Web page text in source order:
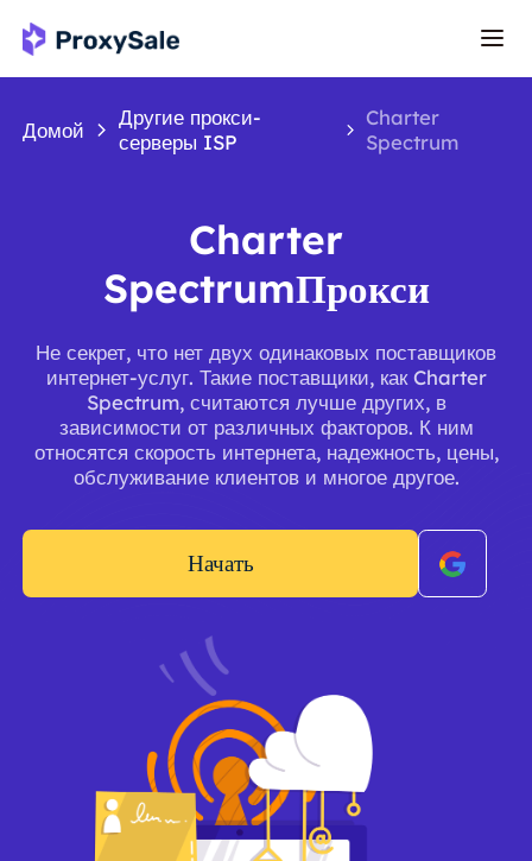
Домой
Другие прокси-
серверы ISP
Charter
Spectrum
Charter
SpectrumПрокси
Не секрет, что нет двух одинаковых поставщиков
интернет-услуг. Такие поставщики, как Charter
Spectrum, считаются лучше других, в
зависимости от различных факторов. К ним
относятся скорость интернета, надежность, цены,
обслуживание клиентов и многое другое.
Начать